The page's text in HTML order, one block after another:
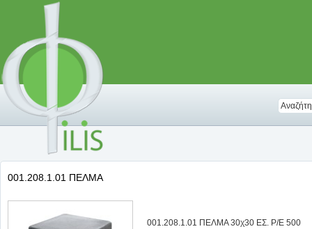
001.208.1.01 ΠΕΛΜΑ
001.208.1.01 ΠΕΛΜΑ 30χ30 ΕΣ. Ρ/Ε 500